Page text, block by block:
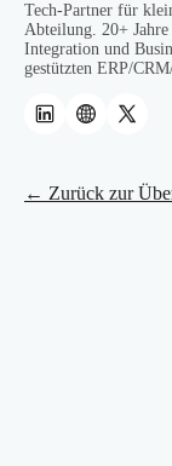
Tech-Partner für
Abteilung. 20+
Integration und
gestützten ERP/
← Zurück zur